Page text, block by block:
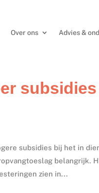
Over ons Advies &
subsidies bij het in
belangrijk.
zien in...